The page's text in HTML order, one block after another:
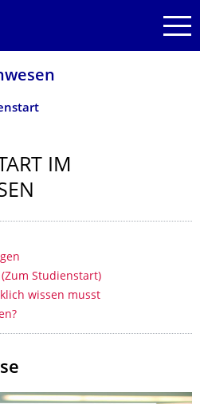
IM
Studienstart)
wissen musst